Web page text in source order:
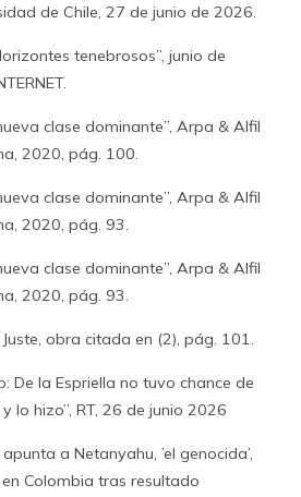
de Chile, 27 de junio de 2026.
tenebrosos”, junio de
clase dominante”, Arpa & Alfil
2020, pág. 100.
clase dominante”, Arpa & Alfil
2020, pág. 93.
clase dominante”, Arpa & Alfil
2020, pág. 93.
obra citada en (2), pág. 101.
De la Espriella no tuvo chance de
lo hizo”, RT, 26 de junio 2026
a Netanyahu, ’el genocida’,
Colombia tras resultado